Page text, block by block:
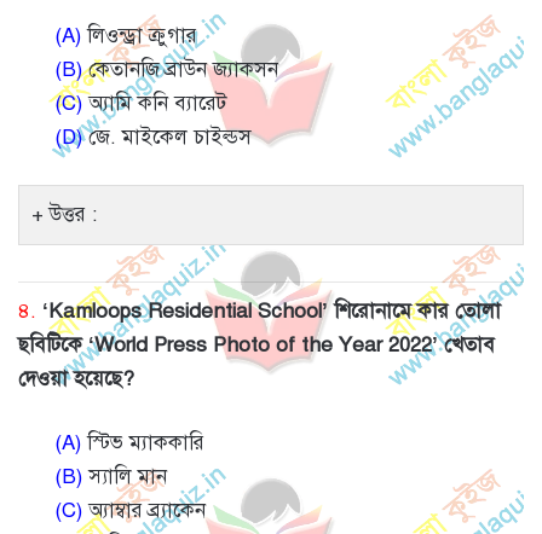
(A)লিওন্ড্রা ক্রুগার
(B)কেতানজি ব্রাউন জ্যাকসন
(C)অ্যামি কনি ব্যারেট
(D)জে. মাইকেল চাইল্ডস
উত্তর :
৪. ‘Kamloops Residential School’ শিরোনামে কার তোলা
ছবিটিকে ‘World Press Photo of the Year 2022’ খেতাব
দেওয়া হয়েছে?
(A)স্টিভ ম্যাককারি
(B)স্যালি মান
(C)অ্যাম্বার ব্র্যাকেন